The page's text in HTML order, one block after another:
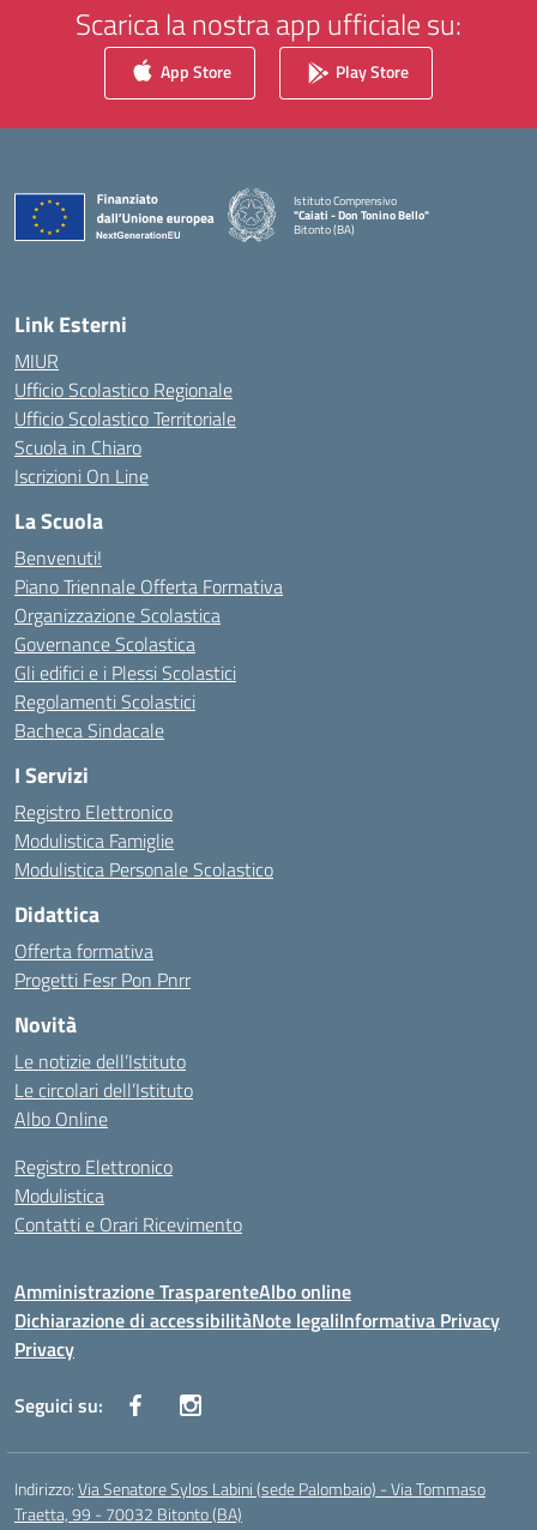
Scarica la nostra app ufficiale su:
App Store Play Store
Istituto Comprensivo
"Caiati - Don Tonino Bello"
Bitonto (BA)
Link Esterni
MIUR
Ufficio Scolastico Regionale
Ufficio Scolastico Territoriale
Scuola in Chiaro
Iscrizioni On Line
La Scuola
Benvenuti!
Piano Triennale Offerta Formativa
Organizzazione Scolastica
Governance Scolastica
Gli edifici e i Plessi Scolastici
Regolamenti Scolastici
Bacheca Sindacale
I Servizi
Registro Elettronico
Modulistica Famiglie
Modulistica Personale Scolastico
Didattica
Offerta formativa
Progetti Fesr Pon Pnrr
Novità
Le notizie dell’Istituto
Le circolari dell’Istituto
Albo Online
Registro Elettronico
Modulistica
Contatti e Orari Ricevimento
Amministrazione TrasparenteAlbo online
Dichiarazione di accessibilitàNote legaliInformativa Privacy
Privacy
Seguici su:
Indirizzo:Via Senatore Sylos Labini (sede Palombaio) - Via Tommaso
Traetta, 99 - 70032 Bitonto (BA)